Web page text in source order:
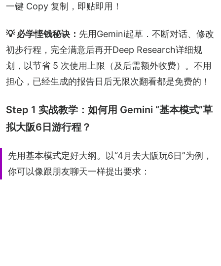
一键 Copy 复制，即贴即用！
💡 必学悭钱秘诀： 先用Gemini起草．不断对话、修改
初步行程，完全满意后再开Deep Research详细规
划，以节省 5 次使用上限（及后需额外收费）。不用
担心，已经生成的报告日后无限次翻看都是免费的！
Step 1 实战教学：如何用 Gemini “基本模式”草
拟大阪6日游行程？
先用基本模式定好大纲。以“4月去大阪玩6日”为例，
你可以像跟朋友聊天一样提出要求：